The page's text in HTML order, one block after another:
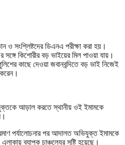
ও সংশ্লিষ্টদের ডিএনএ পরীক্ষা করা হয়।
সঙ্গে কিশোরীর বড় ভাইয়ের মিল পাওয়া যায়।
কাছে দেওয়া জবানবন্দিতে বড় ভাই নিজেই
আড়াল করতে স্থানীয় ওই ইমামকে
পর্যালোচনার পর আদালত অভিযুক্ত ইমামকে
ব্যাপক চাঞ্চল্যের সৃষ্টি হয়েছে।